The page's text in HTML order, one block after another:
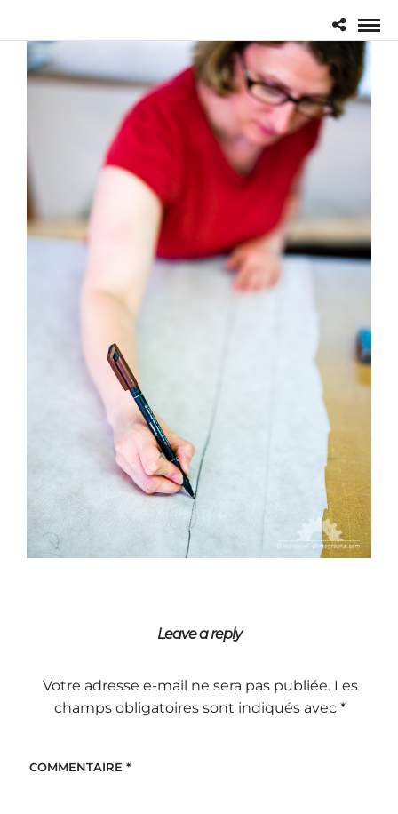
Leave a reply
Votre adresse e-mail ne sera pas publiée. Les
champs obligatoires sont indiqués avec*
COMMENTAIRE *